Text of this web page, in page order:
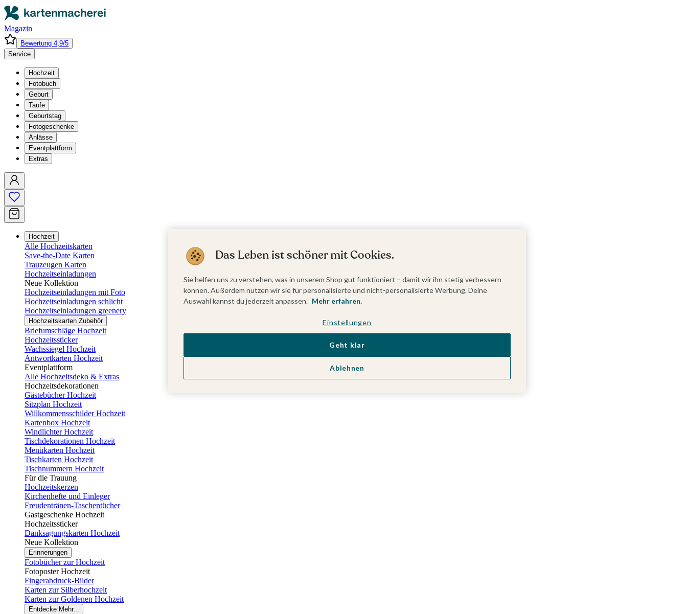
Magazin
Bewertung 4,9/5
Service
Hochzeit
Fotobuch
Geburt
Taufe
Geburtstag
Fotogeschenke
Anlässe
Eventplattform
Extras
Hochzeit
Alle Hochzeitskarten
Save-the-Date Karten
Trauzeugen Karten
Hochzeitseinladungen
Neue Kollektion
Hochzeitseinladungen mit Foto
Hochzeitseinladungen schlicht
Hochzeitseinladungen greenery
Hochzeitskarten Zubehör
Briefumschläge Hochzeit
Hochzeitssticker
Wachssiegel Hochzeit
Antwortkarten Hochzeit
Eventplattform
Alle Hochzeitsdeko & Extras
Hochzeitsdekorationen
Gästebücher Hochzeit
Sitzplan Hochzeit
Willkommensschilder Hochzeit
Kartenbox Hochzeit
Windlichter Hochzeit
Tischdekorationen Hochzeit
Menükarten Hochzeit
Tischkarten Hochzeit
Tischnummern Hochzeit
Für die Trauung
Hochzeitskerzen
Kirchenhefte und Einleger
Freudentränen-Taschentücher
Gastgeschenke Hochzeit
Hochzeitssticker
Danksagungskarten Hochzeit
Neue Kollektion
Erinnerungen
Fotobücher zur Hochzeit
Fotoposter Hochzeit
Fingerabdruck-Bilder
Karten zur Silberhochzeit
Karten zur Goldenen Hochzeit
Entdecke Mehr...
Das Leben ist schöner mit Cookies.
Sie helfen uns zu verstehen, was in unserem Shop gut funktioniert – damit wir ihn stetig verbessern
können. Außerdem nutzen wir sie für personalisierte und nicht-personalisierte Werbung. Deine
Auswahl kannst du jederzeit anpassen. Mehr erfahren.
Einstellungen
Ablehnen
Geht klar